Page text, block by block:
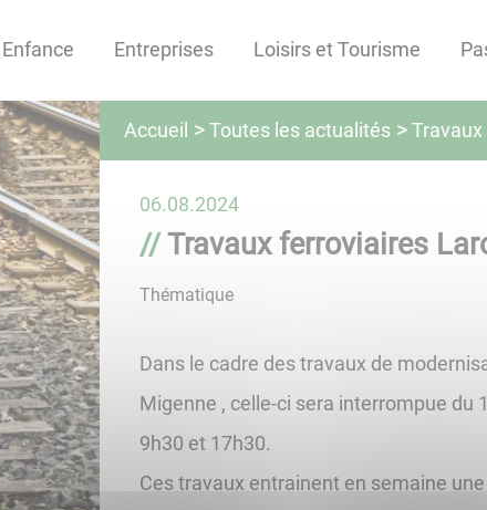
Enfance Entreprises Loisirs et Tourisme
Accueil Toutes les actualités
06.08.2024
Travaux ferroviaires
Thématique
Dans le cadre des travaux de
Migenne , celle-ci sera interrompue du
9h30 et 17h30.
Ces travaux entrainent en semaine